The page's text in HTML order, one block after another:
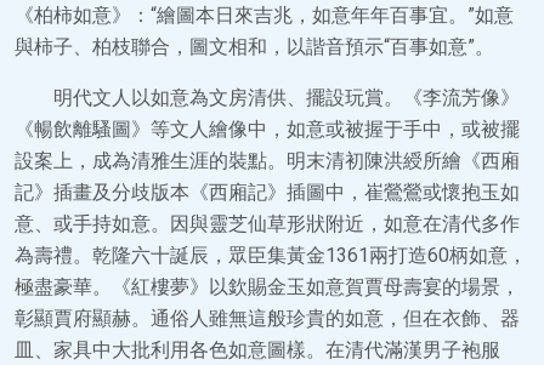
《柏柿如意》：“繪圖本日來吉兆，如意年年百事宜。”如意
與柿子、柏枝聯合，圖文相和，以諧音預示“百事如意”。
明代文人以如意為文房清供、擺設玩賞。《李流芳像》
《暢飲離騷圖》等文人繪像中，如意或被握于手中，或被擺
設案上，成為清雅生涯的裝點。明末清初陳洪綬所繪《西廂
記》插畫及分歧版本《西廂記》插圖中，崔鶯鶯或懷抱玉如
意、或手持如意。因與靈芝仙草形狀附近，如意在清代多作
為壽禮。乾隆六十誕辰，眾臣集黃金1361兩打造60柄如意，
極盡豪華。《紅樓夢》以欽賜金玉如意賀賈母壽宴的場景，
彰顯賈府顯赫。通俗人雖無這般珍貴的如意，但在衣飾、器
皿、家具中大批利用各色如意圖樣。在清代滿漢男子袍服